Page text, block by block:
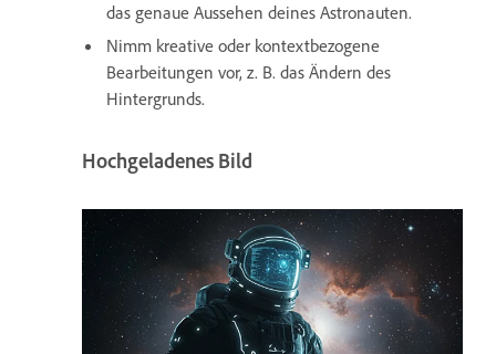
das genaue Aussehen deines Astronauten.
Nimm kreative oder kontextbezogene
Bearbeitungen vor, z. B. das Ändern des
Hintergrunds.
Hochgeladenes Bild